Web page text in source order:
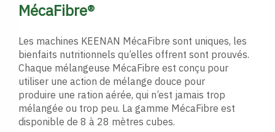
MécaFibre®
Les machines KEENAN MécaFibre sont uniques, les
bienfaits nutritionnels qu’elles offrent sont prouvés.
Chaque mélangeuse MécaFibre est conçu pour
utiliser une action de mélange douce pour
produire une ration aérée, qui n’est jamais trop
mélangée ou trop peu. La gamme MécaFibre est
disponible de 8 à 28 mètres cubes.